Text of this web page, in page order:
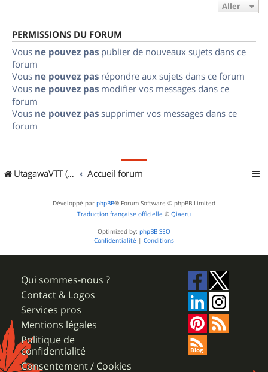
Aller
PERMISSIONS DU FORUM
Vous ne pouvez pas publier de nouveaux sujets dans ce
forum
Vous ne pouvez pas répondre aux sujets dans ce forum
Vous ne pouvez pas modifier vos messages dans ce
forum
Vous ne pouvez pas supprimer vos messages dans ce
forum
UtagawaVTT (Randos VTT et VTTAE avec traces GPS) Accueil forum
Développé par phpBB® Forum Software © phpBB Limited
Traduction française officielle © Qiaeru
Optimized by: phpBB SEO
Confidentialité | Conditions
Qui sommes-nous ?
Contact & Logos
Services pros
Mentions légales
Politique de
confidentialité
Consentement / Cookies